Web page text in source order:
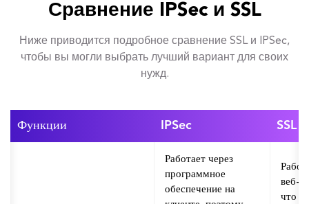
Сравнение IPSec и SSL
Ниже приводится подробное сравнение SSL и IPSec,
чтобы вы могли выбрать лучший вариант для своих
нужд.
Функции IPSec SSL
Работает через
программное
обеспечение на
веб-
что